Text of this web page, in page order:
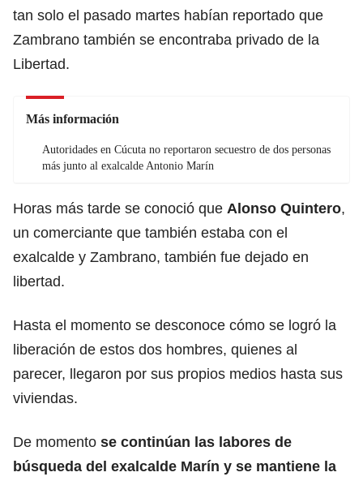
tan solo el pasado martes habían reportado que
Zambrano también se encontraba privado de la
Libertad.
Más información
Autoridades en Cúcuta no reportaron secuestro de dos personas
más junto al exalcalde Antonio Marín
Horas más tarde se conoció que Alonso Quintero,
un comerciante que también estaba con el
exalcalde y Zambrano, también fue dejado en
libertad.
Hasta el momento se desconoce cómo se logró la
liberación de estos dos hombres, quienes al
parecer, llegaron por sus propios medios hasta sus
viviendas.
De momento se continúan las labores de
búsqueda del exalcalde Marín y se mantiene la